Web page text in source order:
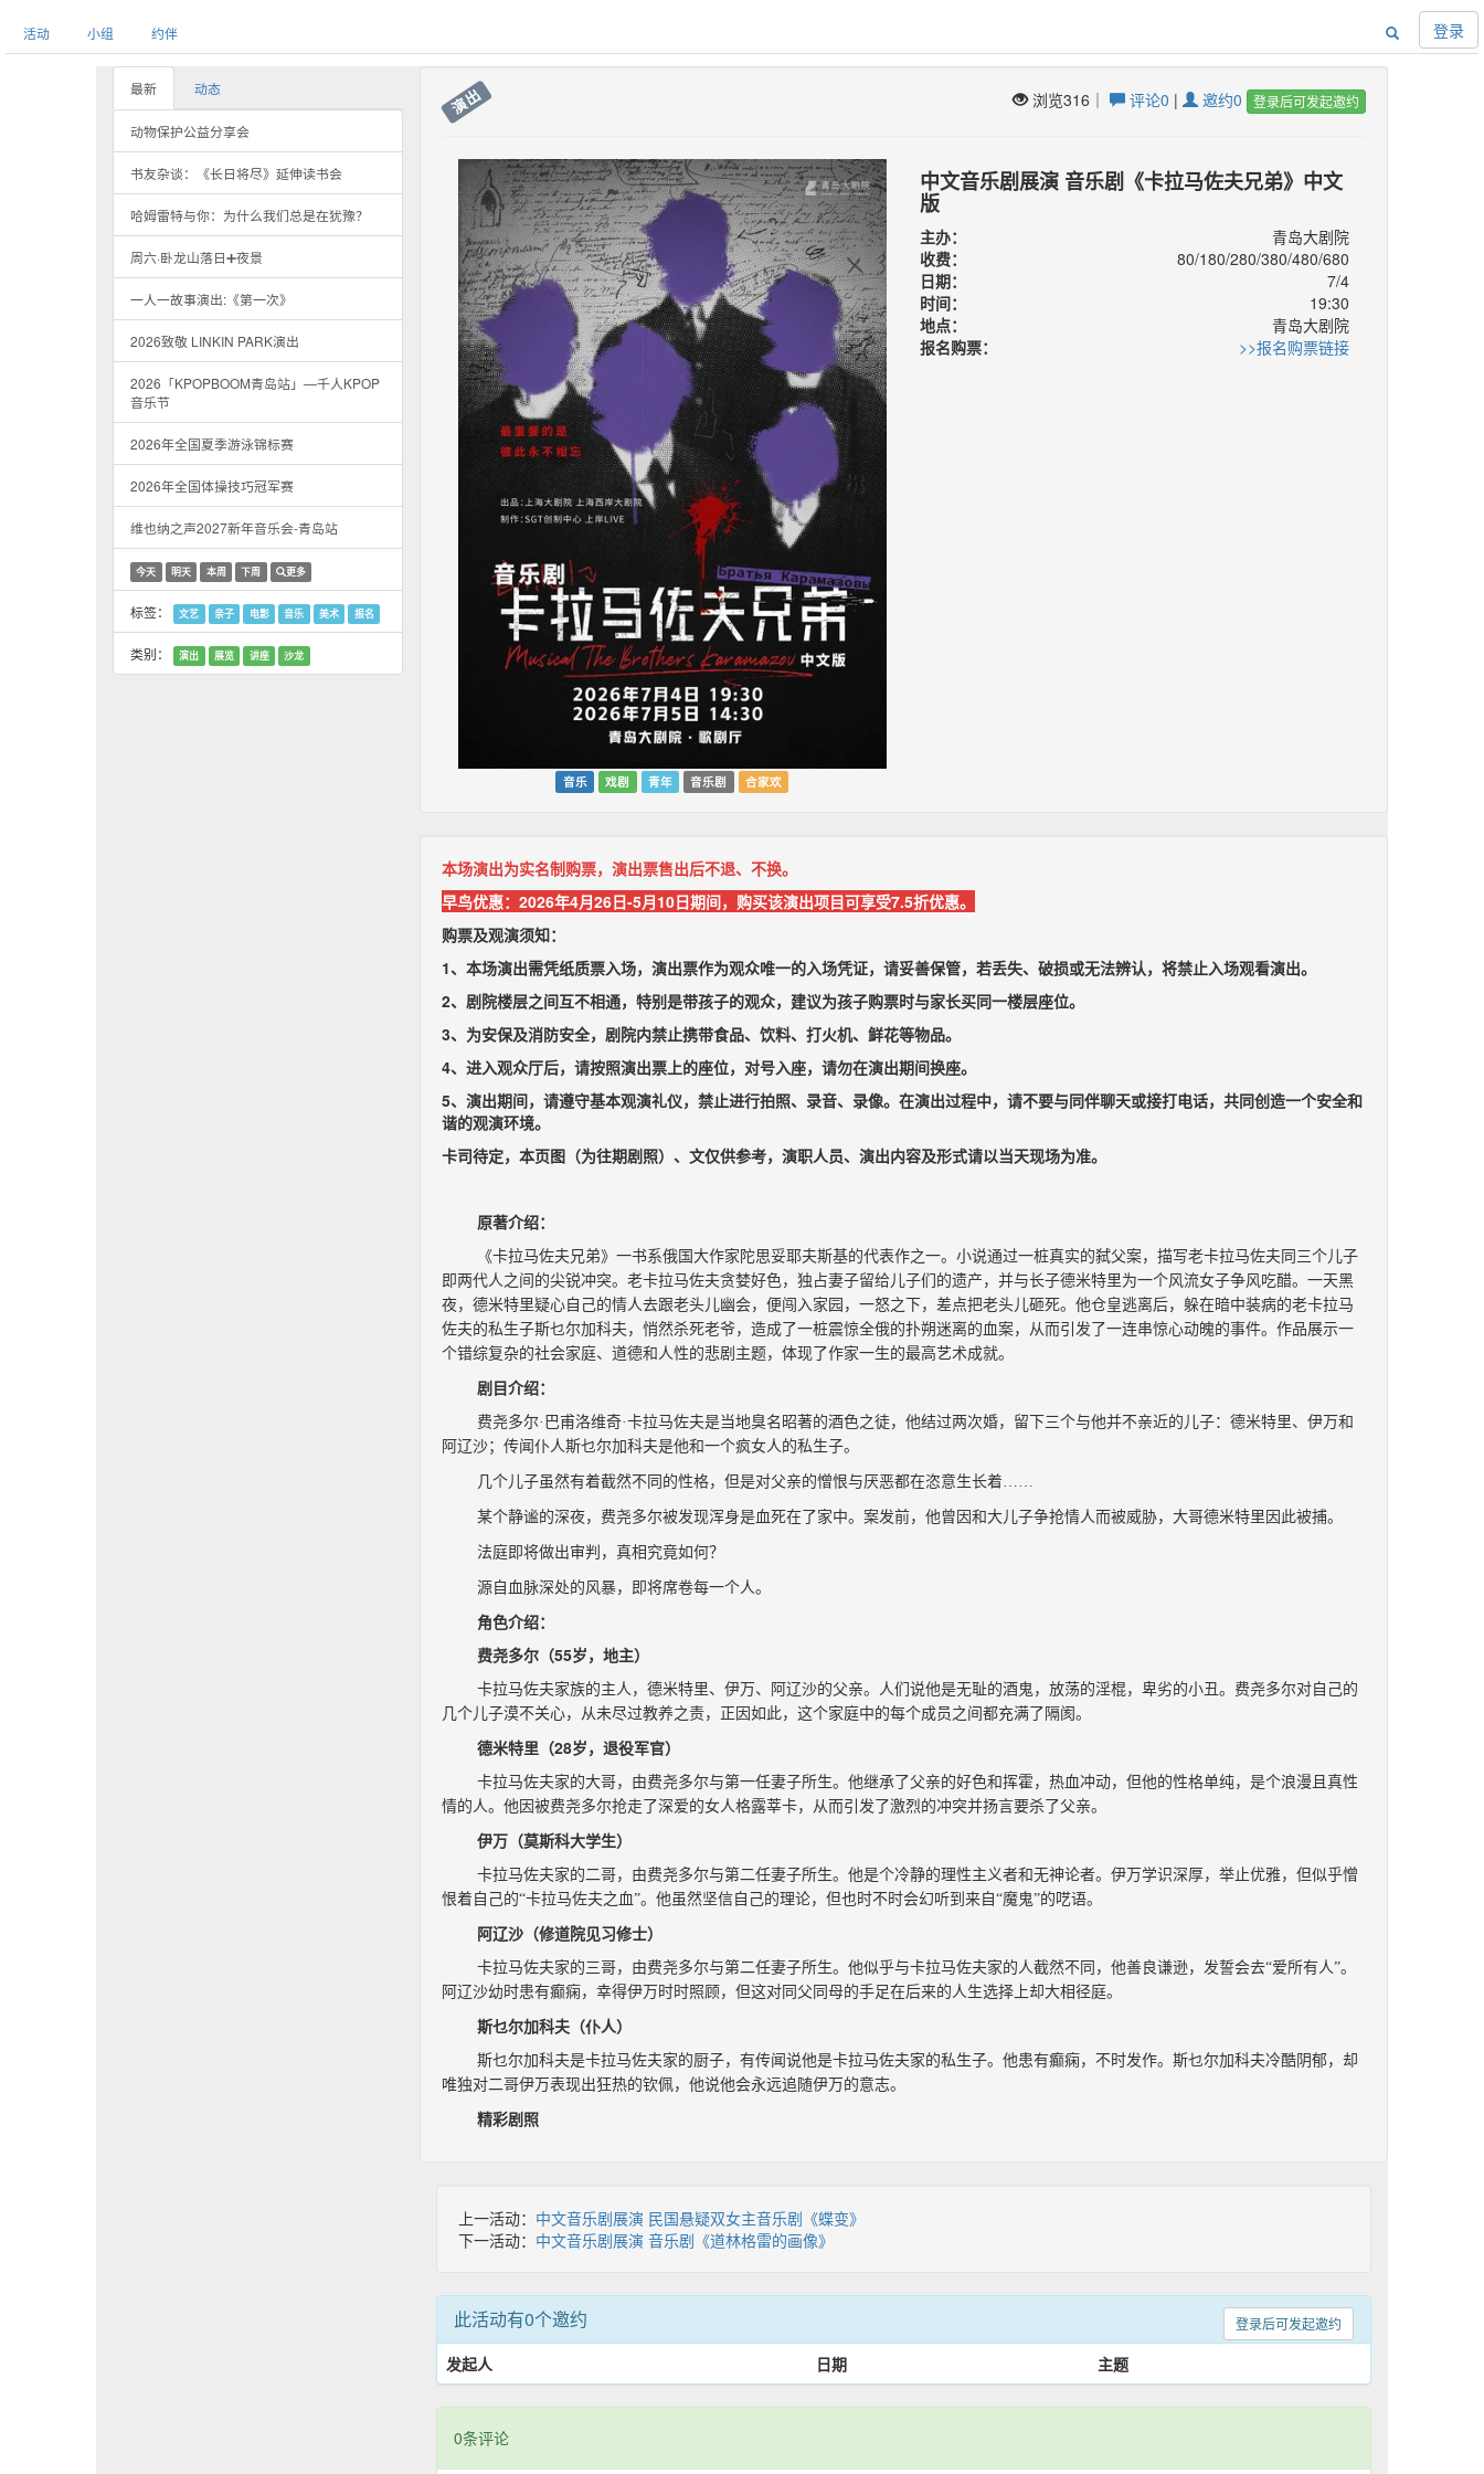
活动 小组 约伴 登录
最新 动态
动物保护公益分享会
书友杂谈：《长日将尽》延伸读书会
哈姆雷特与你：为什么我们总是在犹豫？
周六·卧龙山落日➕夜景
一人一故事演出:《第一次》
2026致敬 LINKIN PARK演出
2026「KPOPBOOM青岛站」—千人KPOP
音乐节
2026年全国夏季游泳锦标赛
2026年全国体操技巧冠军赛
维也纳之声2027新年音乐会-青岛站
今天 明天 本周 下周 更多
标签： 文艺 亲子 电影 音乐 美术 报名
类别： 演出 展览 讲座 沙龙
演出 浏览316｜ 评论0 | 邀约0 登录后可发起邀约
音乐 戏剧 青年 音乐剧 合家欢
中文音乐剧展演 音乐剧《卡拉马佐夫兄弟》中文
版
主办：
青岛大剧院
收费：
80/180/280/380/480/680
日期：
7/4
时间：
19:30
地点：
青岛大剧院
报名购票：
>>报名购票链接
本场演出为实名制购票，演出票售出后不退、不换。
早鸟优惠：2026年4月26日-5月10日期间，购买该演出项目可享受7.5折优惠。
购票及观演须知：
1、本场演出需凭纸质票入场，演出票作为观众唯一的入场凭证，请妥善保管，若丢失、破损或无法辨认，将禁止入场观看演出。
2、剧院楼层之间互不相通，特别是带孩子的观众，建议为孩子购票时与家长买同一楼层座位。
3、为安保及消防安全，剧院内禁止携带食品、饮料、打火机、鲜花等物品。
4、进入观众厅后，请按照演出票上的座位，对号入座，请勿在演出期间换座。
5、演出期间，请遵守基本观演礼仪，禁止进行拍照、录音、录像。在演出过程中，请不要与同伴聊天或接打电话，共同创造一个安全和
谐的观演环境。
卡司待定，本页图（为往期剧照）、文仅供参考，演职人员、演出内容及形式请以当天现场为准。
原著介绍：
《卡拉马佐夫兄弟》一书系俄国大作家陀思妥耶夫斯基的代表作之一。小说通过一桩真实的弑父案，描写老卡拉马佐夫同三个儿子
即两代人之间的尖锐冲突。老卡拉马佐夫贪婪好色，独占妻子留给儿子们的遗产，并与长子德米特里为一个风流女子争风吃醋。一天黑
夜，德米特里疑心自己的情人去跟老头儿幽会，便闯入家园，一怒之下，差点把老头儿砸死。他仓皇逃离后，躲在暗中装病的老卡拉马
佐夫的私生子斯乜尔加科夫，悄然杀死老爷，造成了一桩震惊全俄的扑朔迷离的血案，从而引发了一连串惊心动魄的事件。作品展示一
个错综复杂的社会家庭、道德和人性的悲剧主题，体现了作家一生的最高艺术成就。
剧目介绍：
费尧多尔·巴甫洛维奇·卡拉马佐夫是当地臭名昭著的酒色之徒，他结过两次婚，留下三个与他并不亲近的儿子：德米特里、伊万和
阿辽沙；传闻仆人斯乜尔加科夫是他和一个疯女人的私生子。
几个儿子虽然有着截然不同的性格，但是对父亲的憎恨与厌恶都在恣意生长着……
某个静谧的深夜，费尧多尔被发现浑身是血死在了家中。案发前，他曾因和大儿子争抢情人而被威胁，大哥德米特里因此被捕。
法庭即将做出审判，真相究竟如何？
源自血脉深处的风暴，即将席卷每一个人。
角色介绍：
费尧多尔（55岁，地主）
卡拉马佐夫家族的主人，德米特里、伊万、阿辽沙的父亲。人们说他是无耻的酒鬼，放荡的淫棍，卑劣的小丑。费尧多尔对自己的
几个儿子漠不关心，从未尽过教养之责，正因如此，这个家庭中的每个成员之间都充满了隔阂。
德米特里（28岁，退役军官）
卡拉马佐夫家的大哥，由费尧多尔与第一任妻子所生。他继承了父亲的好色和挥霍，热血冲动，但他的性格单纯，是个浪漫且真性
情的人。他因被费尧多尔抢走了深爱的女人格露莘卡，从而引发了激烈的冲突并扬言要杀了父亲。
伊万（莫斯科大学生）
卡拉马佐夫家的二哥，由费尧多尔与第二任妻子所生。他是个冷静的理性主义者和无神论者。伊万学识深厚，举止优雅，但似乎憎
恨着自己的“卡拉马佐夫之血”。他虽然坚信自己的理论，但也时不时会幻听到来自“魔鬼”的呓语。
阿辽沙（修道院见习修士）
卡拉马佐夫家的三哥，由费尧多尔与第二任妻子所生。他似乎与卡拉马佐夫家的人截然不同，他善良谦逊，发誓会去“爱所有人”。
阿辽沙幼时患有癫痫，幸得伊万时时照顾，但这对同父同母的手足在后来的人生选择上却大相径庭。
斯乜尔加科夫（仆人）
斯乜尔加科夫是卡拉马佐夫家的厨子，有传闻说他是卡拉马佐夫家的私生子。他患有癫痫，不时发作。斯乜尔加科夫冷酷阴郁，却
唯独对二哥伊万表现出狂热的钦佩，他说他会永远追随伊万的意志。
精彩剧照
上一活动： 中文音乐剧展演 民国悬疑双女主音乐剧《蝶变》
下一活动： 中文音乐剧展演 音乐剧《道林格雷的画像》
登录后可发起邀约
此活动有0个邀约
发起人 日期 主题
0条评论